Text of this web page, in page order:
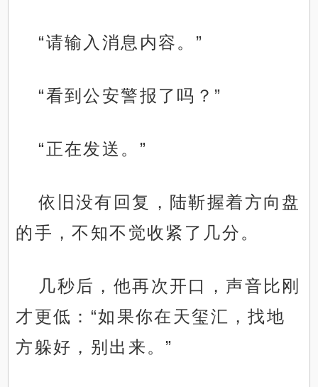
“请输入消息内容。”
“看到公安警报了吗？”
“正在发送。”
依旧没有回复，陆靳握着方向盘
的手，不知不觉收紧了几分。
几秒后，他再次开口，声音比刚
才更低：“如果你在天玺汇，找地
方躲好，别出来。”